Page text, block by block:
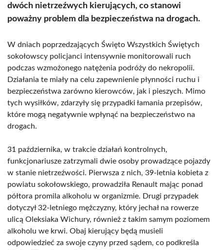
dwóch nietrzeźwych kierujących, co stanowi
poważny problem dla bezpieczeństwa na drogach.
W dniach poprzedzających Święto Wszystkich Świętych
sokołowscy policjanci intensywnie monitorowali ruch
podczas wzmożonego natężenia podróży do nekropolii.
Działania te miały na celu zapewnienie płynności ruchu i
bezpieczeństwa zarówno kierowców, jak i pieszych. Mimo
tych wysiłków, zdarzyły się przypadki łamania przepisów,
które mogą negatywnie wpłynąć na bezpieczeństwo na
drogach.
31 października, w trakcie działań kontrolnych,
funkcjonariusze zatrzymali dwie osoby prowadzące pojazdy
w stanie nietrzeźwości. Pierwsza z nich, 39-letnia kobieta z
powiatu sokołowskiego, prowadziła Renault mając ponad
półtora promila alkoholu w organizmie. Drugi przypadek
dotyczył 32-letniego mężczyzny, który jechał na rowerze
ulicą Oleksiaka Wichury, również z takim samym poziomem
alkoholu we krwi. Obaj kierujący będą musieli
odpowiedzieć za swoje czyny przed sądem, co podkreśla